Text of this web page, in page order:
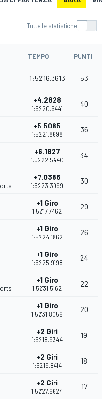
Tutte le statistiche
TEMPO PUNTI
1:52'16.3613 53
+4.2828
1:52'20.6441
40
+5.5085
1:52'21.8698
36
+6.1827
1:52'22.5440
34
+7.0386
1:52'23.3999
30
+1 Giro
1:52'17.7462
29
+1 Giro
1:52'24.1862
26
+1 Giro
1:52'25.9198
24
+1 Giro
1:52'31.5162
22
+1 Giro
1:52'31.8056
20
+2 Giri
1:52'18.9344
19
+2 Giri
1:52'19.8414
18
+2 Giri
1:52'27.6624
17